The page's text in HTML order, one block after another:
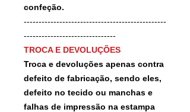
confeção.
------------------------------------------------
-------------------------------
TROCA E DEVOLUÇÕES
Troca e devoluções apenas contra
defeito de fabricação, sendo eles,
defeito no tecido ou manchas e
falhas de impressão na estampa